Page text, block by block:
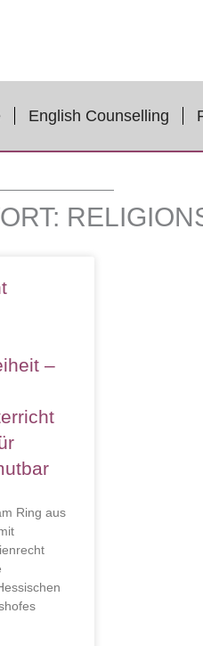
English Counselling
–
Ring aus